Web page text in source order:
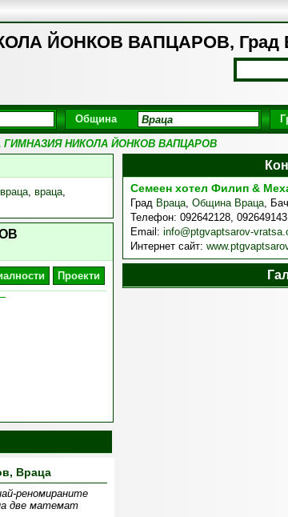
ЙОНКОВ ВАПЦАРОВ, Град
Община
НИКОЛА ЙОНКОВ ВАПЦАРОВ
, враца,
Проекти
Семеен хотел Филип &
Град Враца, Община Враца,
Телефон: 092642128, 092649143
Email: info@ptgvaptsarov-
Интернет сайт:
Враца
реномираните
две математ